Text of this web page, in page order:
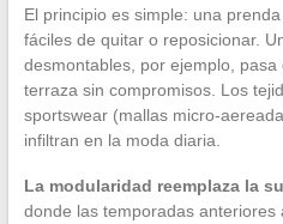
El principio es simple: una
fáciles de quitar o reposicionar.
desmontables, por ejemplo,
terraza sin compromisos. Los
sportswear (mallas micro-
infiltran en la moda diaria.
La modularidad reemplaza la
donde las temporadas